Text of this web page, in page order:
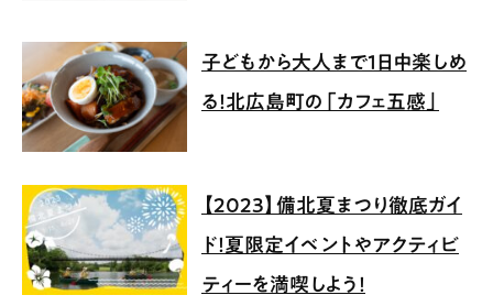
子どもから大人まで1日中楽しめ
る！北広島町の「カフェ五感」
【2023】備北夏まつり徹底ガイ
ド！夏限定イベントやアクティビ
ティーを満喫しよう！